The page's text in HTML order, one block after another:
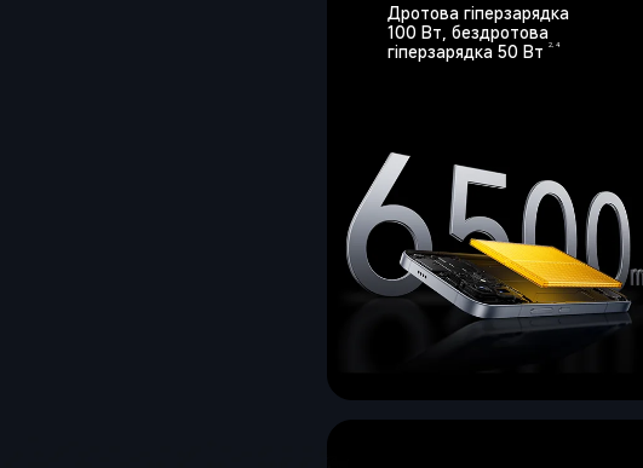
Дротова гіперзарядка
100 Вт, бездротова
гіперзарядка 50 Вт
2, 4